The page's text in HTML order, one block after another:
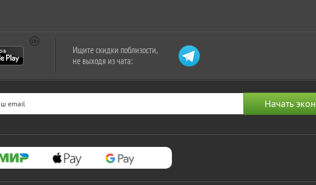
Ищите скидки поблизости,
не выходя из чата: